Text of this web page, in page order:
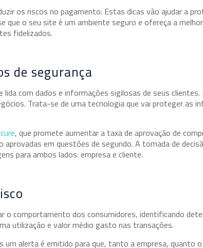
os riscos no pagamento. Estas dicas vão ajudar a
o seu site é um ambiente seguro e ofereça a
fidelizados.
de segurança
com dados e informações sigilosas de seus
Trata-se de uma tecnologia que vai proteger as
, que promete aumentar a taxa de aprovação de
aprovadas em questões de segundo. A tomada de
para ambos lados: empresa e cliente.
o comportamento dos consumidores, identificando
utilização e valor médio gasto nas transações.
um alerta é emitido para que, tanto a empresa, quanto